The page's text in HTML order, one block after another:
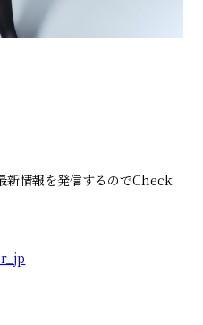
新情報を発信するのでCheck